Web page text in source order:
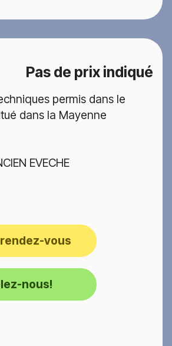
Pas de prix indiqué
permis dans le
dans la Mayenne
EVECHE
vous
nous!